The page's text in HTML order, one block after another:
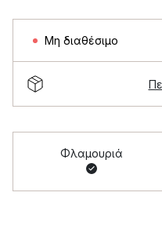
Μη διαθέσιμο
Φλαμουριά